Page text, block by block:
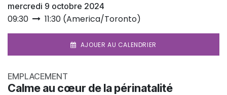
mercredi 9 octobre 2024
09:30 11:30 (America/Toronto)
AJOUER AU CALENDRIER
EMPLACEMENT
Calme au cœur de la périnatalité